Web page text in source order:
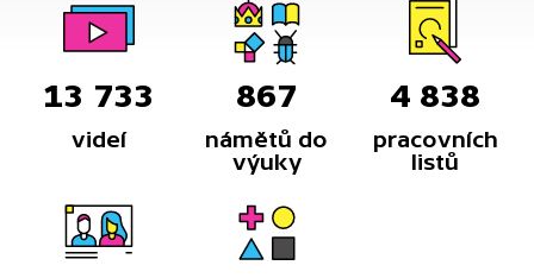
13 733
videí
867
námětů do
výuky
4 838
pracovních
listů